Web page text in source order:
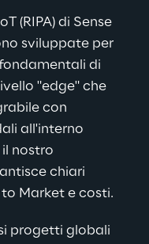
(RIPA) di Sense
sviluppate per
di
"edge" che
con
all'interno
nostro
chiari
Market e costi.
progetti globali